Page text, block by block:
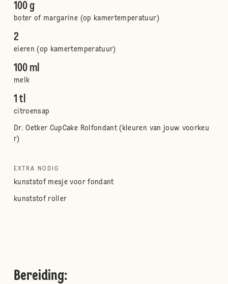
100 g
boter of margarine (op kamertemperatuur)
2
eieren (op kamertemperatuur)
100 ml
melk
1 tl
citroensap
Dr. Oetker CupCake Rolfondant (kleuren van jouw voorkeu
r)
EXTRA NODIG
kunststof mesje voor fondant
kunststof roller
Bereiding: